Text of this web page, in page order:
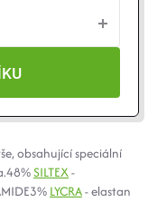
obsahující speciální
SILTEX-
LYCRA- elastan